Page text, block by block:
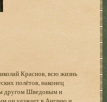
Краснов, всю жизнь
полётов, наконец
другом Шведовым и